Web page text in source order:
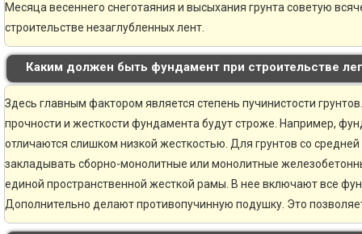
Месяца весеннего снеготаяния и высыхания грунта советую
строительстве незаглубленных лент.
Каким должен быть фундамент при строительстве
Здесь главным фактором является степень пучинистости
прочности и жесткости фундамента будут строже. Например,
отличаются слишком низкой жесткостью. Для грунтов со
закладывать сборно-монолитные или монолитные
единой пространственной жесткой рамы. В нее включают все
Дополнительно делают противопучинную подушку. Это